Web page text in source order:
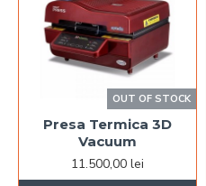
OUT OF STOCK
Presa Termica 3D
Vacuum
11.500,00 lei